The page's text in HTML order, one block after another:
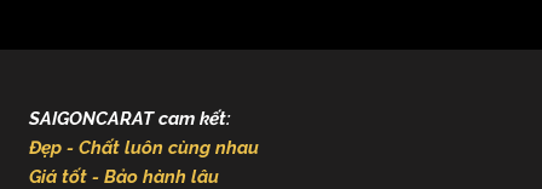
SAIGONCARAT cam kết:
Đẹp - Chất luôn cùng nhau
Giá tốt - Bảo hành lâu